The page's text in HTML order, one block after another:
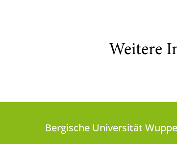
Weitere
Bergische Universität